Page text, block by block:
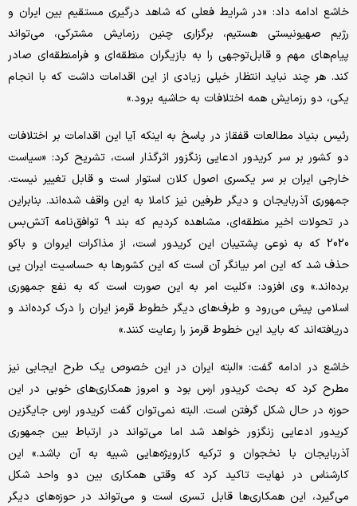
خاشع ادامه داد: «در شرایط فعلی که شاهد درگیری مستقیم بین ایران و
رژیم صهیونیستی هستیم، برگزاری چنین رزمایش مشترکی، می‌تواند
پیام‌‌های مهم و قابل‌توجهی را به بازیگران منطقه‌‌ای و فرامنطقه‌‌ای صادر
کند. هر چند نباید انتظار خیلی زیادی از این اقدامات داشت که با انجام
یکی، دو رزمایش همه اختلافات به حاشیه برود.»
رئیس بنیاد مطالعات قفقاز در پاسخ به اینکه آیا این اقدامات بر اختلافات
دو کشور بر سر کریدور ادعایی زنگزور اثرگذار است، تشریح کرد: «سیاست
خارجی ایران بر سر یکسری اصول کلان استوار است و قابل تغییر نیست.
جمهوری آذربایجان و دیگر طرفین نیز کاملا به این واقف شده‌‌اند. بنابراین
در تحولات اخیر منطقه‌‌ای، مشاهده کردیم که بند 9 توافق‌نامه آتش‌‌بس
2020 که به نوعی پشتیبان این کریدور است، از مذاکرات ایروان و باکو
حذف شد که این امر بیانگر آن است که این کشورها به حساسیت ایران پی
برده‌‌اند.» وی افزود: «کلیت امر به این صورت است که به نفع جمهوری
اسلامی پیش می‌رود و طرف‌‌های دیگر خطوط قرمز ایران را درک کرده‌‌اند و
دریافته‌‌اند که باید این خطوط قرمز را رعایت کنند.»
خاشع در ادامه گفت: «البته ایران در این خصوص یک طرح ایجابی نیز
مطرح کرد که بحث کریدور ارس بود و امروز همکاری‌‌های خوبی در این
حوزه در حال شکل‌‌ گرفتن است. البته نمی‌توان گفت کریدور ارس جایگزین
کریدور ادعایی زنگزور خواهد شد اما می‌تواند در ارتباط بین جمهوری
آذربایجان با نخجوان و ترکیه کارویژه‌‌هایی شبیه به آن باشد.» این
کارشناس در نهایت تاکید کرد که وقتی همکاری بین دو واحد شکل
می‌گیرد، این همکاری‌‌ها قابل تسری است و می‌تواند در حوزه‌‌های دیگر